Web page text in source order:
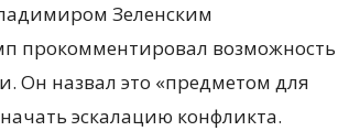
Зеленским
прокомментировал возможность
Он назвал это «предметом для
эскалацию конфликта.